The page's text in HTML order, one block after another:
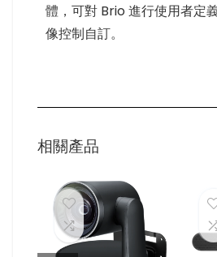
體，可對 Brio 進行使用者定
像控制自訂。
相關產品